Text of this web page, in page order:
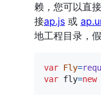
赖，您可以直
接ap.js 或
地工程目录，
var Fly=
var fly=new